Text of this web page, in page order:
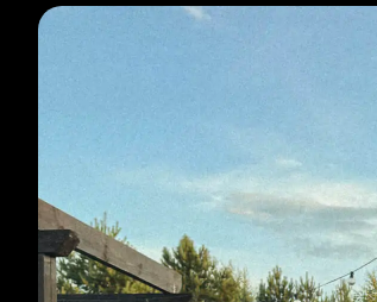
Булиты компании